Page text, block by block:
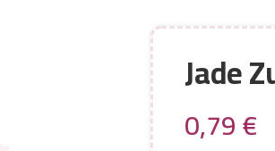
Jade
0,79€